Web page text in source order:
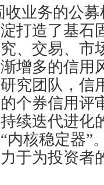
业务的公
打造了基石
、交易、市
增多的信用
究团队，信
个券信用评
续迭代进化
内核稳定器”
于为投资者